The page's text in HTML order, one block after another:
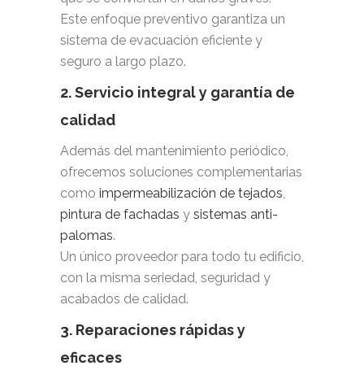
Este enfoque preventivo garantiza un
sistema de evacuación eficiente y
seguro a largo plazo.
2. Servicio integral y garantía de
calidad
Además del mantenimiento periódico,
ofrecemos soluciones complementarias
como impermeabilización de tejados,
pintura de fachadas y sistemas anti-
palomas.
Un único proveedor para todo tu edificio,
con la misma seriedad, seguridad y
acabados de calidad.
3. Reparaciones rápidas y
eficaces